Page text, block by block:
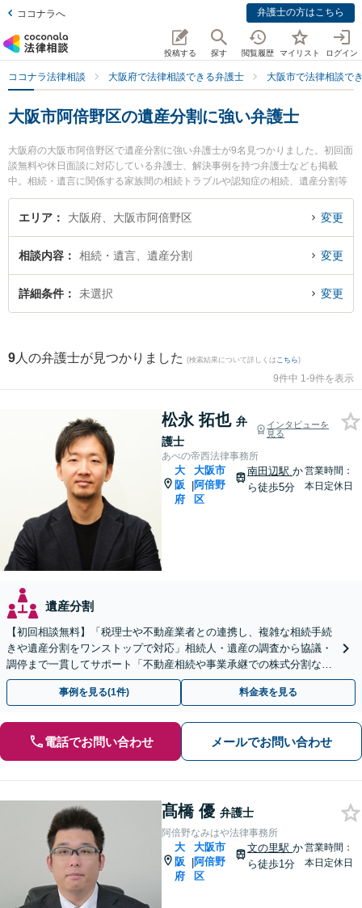
ココナラへ 弁護士の方はこちら
投稿する 探す 閲覧履歴 マイリスト ログイン
ココナラ法律相談 大阪府で法律相談できる弁護士 大阪市で法律相談で
大阪市阿倍野区の遺産分割に強い弁護士
大阪府の大阪市阿倍野区で遺産分割に強い弁護士が9名見つかりました。初回面
談無料や休日面談に対応している弁護士、解決事例を持つ弁護士なども掲載
中。相続・遺言に関係する家族間の相続トラブルや認知症の相続、遺産分割等
の細かな分野での絞り込み検索もでき便利です。特にあべの帝西法律事務所の
松永 拓也弁護士や阿倍野なみはや法律事務所の髙橋 優弁護士、天王寺総合法律
今すぐに弁護士に相談したい』『遺産分割のトラブル解決の実績豊富な近くの
弁護士を検索したい』『初回相談無料で遺産分割を法律相談できる大阪市阿倍
野区内の弁護士に相談予約したい』などでお困りの相談者さんにおすすめで
エリア 大阪府、大阪市阿倍野区 変更
相談内容 相続・遺言、遺産分割 変更
詳細条件 未選択 変更
9 人の弁護士が見つかりました (検索結果について詳しくは こちら)
9件中 1-9件を表示
松永 拓也 弁
護士
インタビューを
見る
あべの帝西法律事務所
大
阪
府
|
大阪市
阿倍野
区
南田辺駅か
ら徒歩5分
営業時間：
本日定休日
遺産分割
【初回相談無料】「税理士や不動産業者との連携し、複雑な相続手続
きや遺産分割をワンストップで対応」相続人・遺産の調査から協議・
調停まで一貫してサポート「不動産相続や事業承継での株式分割など
豊富な経験」【完全個室対応】【休日・夜間相談可】
事例を見る(1件) 料金表を見る
電話でお問い合わせ メールでお問い合わせ
髙橋 優 弁護士
阿倍野なみはや法律事務所
大
阪
府
|
大阪市
阿倍野
区
文の里駅か
ら徒歩1分
営業時間：
本日定休日